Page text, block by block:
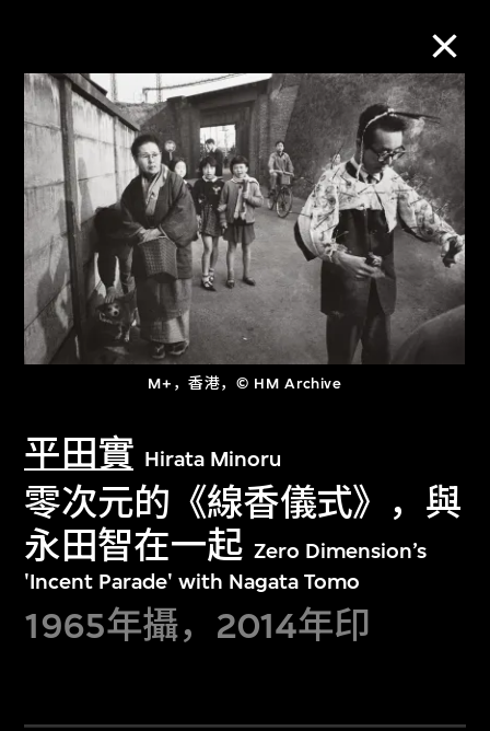
M+，香港，© HM Archive
平田實 Hirata Minoru
零次元的《線香儀式》，與
永田智在一起 Zero Dimension’s
'Incent Parade' with Nagata Tomo
1965年攝，2014年印
M+藏品
进一步筛选 搜索
关于M+藏品
文化藏品。